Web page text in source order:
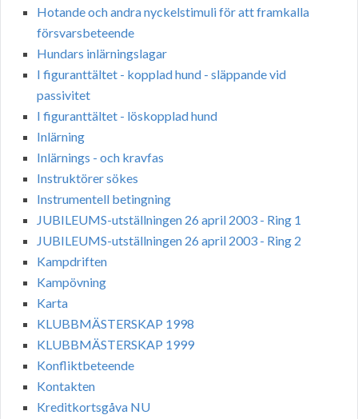
Hotande och andra nyckelstimuli för att framkalla
försvarsbeteende
Hundars inlärningslagar
I figuranttältet - kopplad hund - släppande vid
passivitet
I figuranttältet - löskopplad hund
Inlärning
Inlärnings - och kravfas
Instruktörer sökes
Instrumentell betingning
JUBILEUMS-utställningen 26 april 2003 - Ring 1
JUBILEUMS-utställningen 26 april 2003 - Ring 2
Kampdriften
Kampövning
Karta
KLUBBMÄSTERSKAP 1998
KLUBBMÄSTERSKAP 1999
Konfliktbeteende
Kontakten
Kreditkortsgåva NU